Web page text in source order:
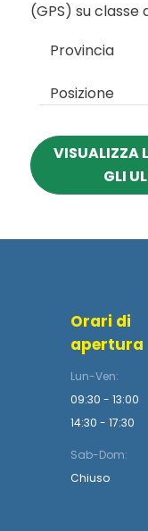
(GPS) su classe
Provincia
Posizione
VISUALIZZA
GLI
Orari di
apertura
Lun-Ven:
09:30 - 13:00
14:30 - 17:30
Sab-Dom:
Chiuso